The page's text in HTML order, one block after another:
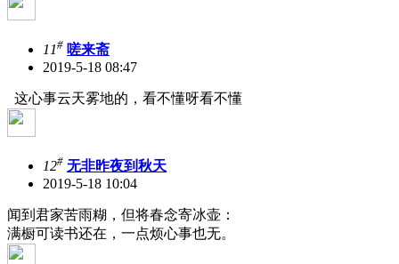
11# 嗟来斋
2019-5-18 08:47
这心事云天雾地的，看不懂呀看不懂
12# 无非昨夜到秋天
2019-5-18 10:04
闻到君家苦雨糊，但将春念寄冰壶：
满橱可读书还在，一点烦心事也无。